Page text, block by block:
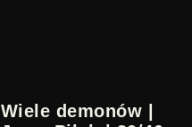
Wiele demonów |